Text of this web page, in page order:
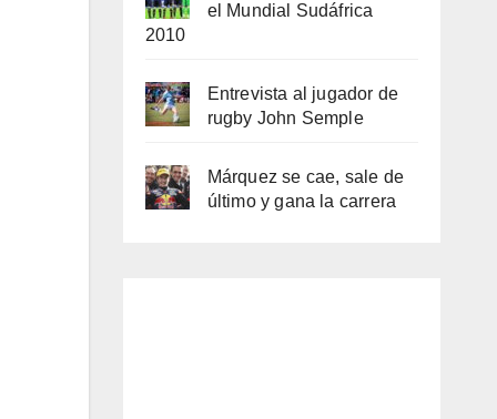
el Mundial Sudáfrica
2010
Entrevista al jugador de
rugby John Semple
Márquez se cae, sale de
último y gana la carrera